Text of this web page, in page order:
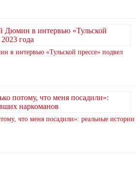
в интервью «Тульской прессе» подвел
что меня посадили»: реальные истории